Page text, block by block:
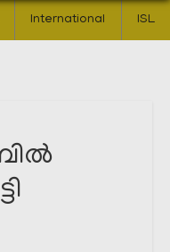
International ISL